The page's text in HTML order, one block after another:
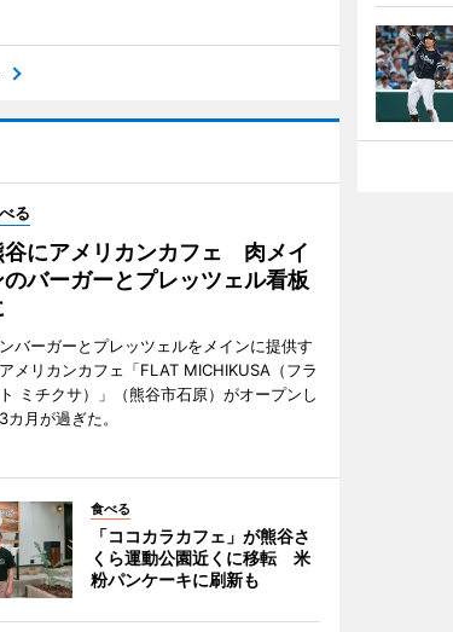
る
谷にアメリカンカフェ 肉メイ
のバーガーとプレッツェル看板
バーガーとプレッツェルをメインに提供す
メリカンカフェ「FLAT MICHIKUSA（フラ
ミチクサ）」（熊谷市石原）がオープンし
カ月が過ぎた。
食べる
「ココカラカフェ」が熊谷さ
くら運動公園近くに移転 米
粉パンケーキに刷新も